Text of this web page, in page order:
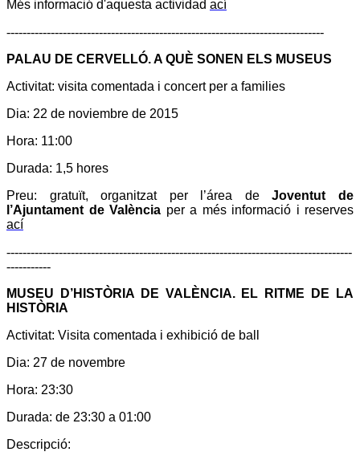
Més informació d'aquesta actividad ací
-------------------------------------------------------------------------------
PALAU DE CERVELLÓ. A QUÈ SONEN ELS MUSEUS
Activitat: visita comentada i concert per a families
Dia: 22 de noviembre de 2015
Hora: 11:00
Durada: 1,5 hores
Preu: gratuït, organitzat per l’área deJoventut de
l’Ajuntament de València per a més informació i reserves
ací
--------------------------------------------------------------------------------------
-----------
MUSEU D’HISTÒRIA DE VALÈNCIA. EL RITME DE LA
HISTÒRIA
Activitat: Visita comentada i exhibició de ball
Dia: 27 de novembre
Hora: 23:30
Durada: de 23:30 a 01:00
Descripció: